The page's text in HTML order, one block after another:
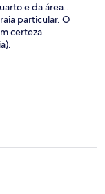
e da área...
particular. O
certeza